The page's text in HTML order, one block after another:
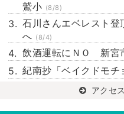
鷲小 (8/8)
石川さんエベレスト
へ (8/4)
飲酒運転にＮＯ 新宮
紀南抄「ベイクドモチ
アクセ